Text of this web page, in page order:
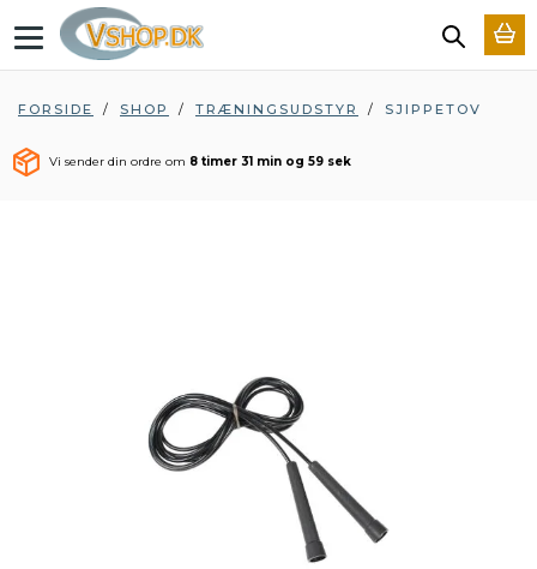
T
g
l
e
n
FORSIDE / SHOP / TRÆNINGSUDSTYR / SJIPPETOV
Vi sender din ordre om 8 timer 31 min og 59 sek